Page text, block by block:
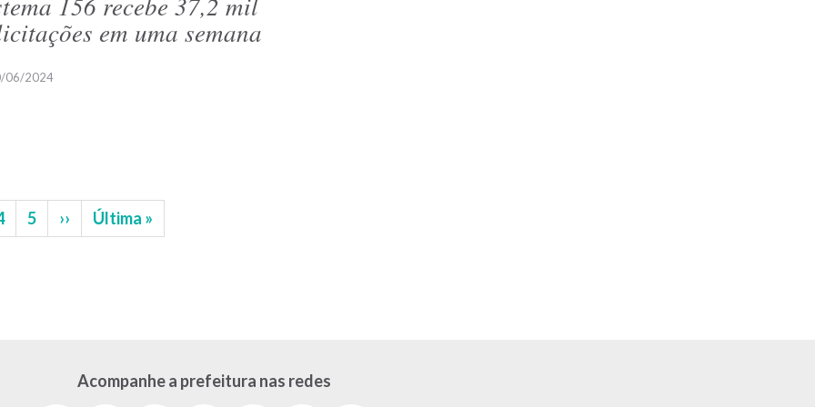
em uma semana
06/2024
Página
5
Próxima
página
››
Última
página
Última »
Acompanhe a prefeitura nas redes